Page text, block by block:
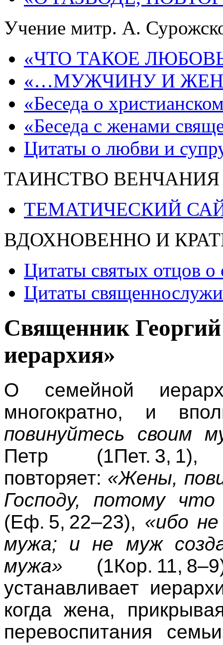
Учение митр. А.
«ЧТО ТАКОЕ
«…МУЖЧИНУ И
«Беседа о
«Беседа с женами
Цитаты о любви и
ТАИНСТВО ВЕНЧАНИЯ
ТЕМАТИЧЕСКИЙ
ВДОХНОВЕННО И
Цитаты святых отцов о
Цитаты
Священник
иерархия»
О семейной
многократно, и
повинуйтесь своим
Петр (1Пет. 3, 1),
повторяет: «Жены,
Господу, потому
(Еф. 5, 22–23), «ибо
мужа; и не муж
мужа» (1Кор. 11, 8–9
устанавливает
когда жена,
перевоспитания